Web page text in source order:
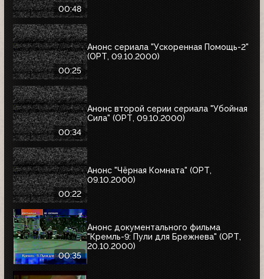
00:48
00:25
Анонс сериала "Ускоренная Помощь-2"
(ОРТ, 09.10.2000)
00:34
Анонс второй серии сериала "Убойная
Сила" (ОРТ, 09.10.2000)
00:22
Анонс "Чёрная Комната" (ОРТ,
09.10.2000)
00:35
Анонс документального фильма
"Кремль-9: Пули для Брежнева" (ОРТ,
20.10.2000)